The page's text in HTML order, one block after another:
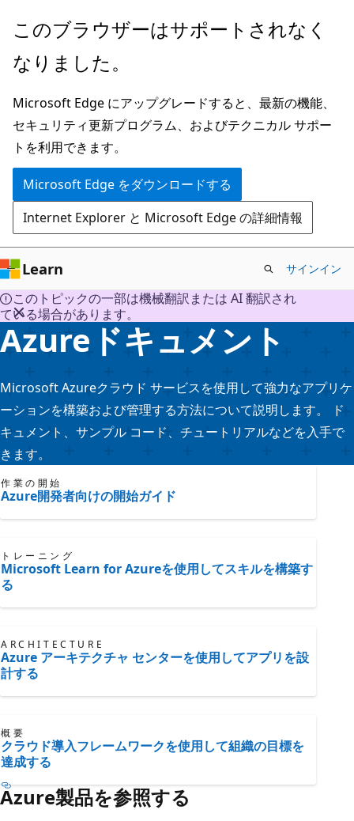
メ
ン
ン
テ
ン
ツ
に
ス
キ
ッ
プ
このブラウザーはサポートされなく
なりました。
Microsoft Edge にアップグレードすると、最新の機能、
セキュリティ更新プログラム、およびテクニカル サポー
トを利用できます。
Microsoft Edge をダウンロードする
Internet Explorer と Microsoft Edge の詳細情報
Learn サインイン
このトピックの一部は機械翻訳または AI 翻訳され
ている場合があります。
Azureドキュメント
Microsoft Azureクラウド サービスを使用して強力なアプリケ
ーションを構築および管理する方法について説明します。 ド
キュメント、サンプル コード、チュートリアルなどを入手で
きます。
作業の開始
Azure開発者向けの開始ガイド
トレーニング
Microsoft Learn for Azureを使用してスキルを構築す
る
ARCHITECTURE
Azure アーキテクチャ センターを使用してアプリを設
計する
概要
クラウド導入フレームワークを使用して組織の目標を
達成する
Azure製品を参照する